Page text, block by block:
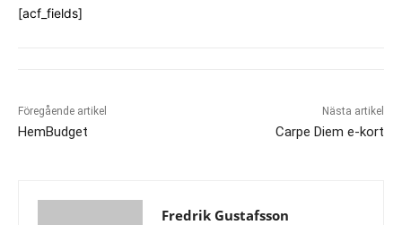
[acf_fields]
Föregående artikel
HemBudget
Nästa artikel
Carpe Diem e-kort
Fredrik Gustafsson